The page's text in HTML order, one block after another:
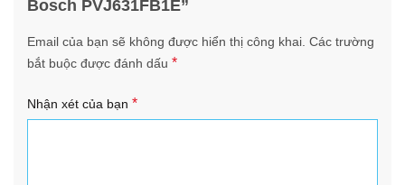
Bosch PVJ631FB1E”
Email của bạn sẽ không được hiển thị công khai. Các trường
bắt buộc được đánh dấu *
Nhận xét của bạn *